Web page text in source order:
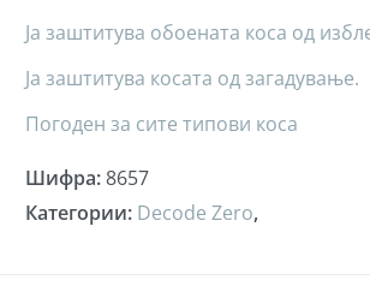
Ја заштитува обоената коса од
Ја заштитува косата од загадување.
Погоден за сите типови коса
Шифра:8657
Категории: Decode Zero,